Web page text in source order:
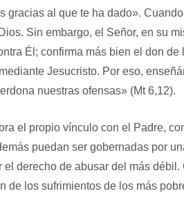
gracias al que te ha dado».
Sin embargo, el Señor, en su
Él; confirma más bien el don
Jesucristo. Por eso,
nuestras ofensas» (Mt 6,12).
el propio vínculo con el Padre,
puedan ser gobernadas por
el derecho de abusar del más
de los sufrimientos de los más